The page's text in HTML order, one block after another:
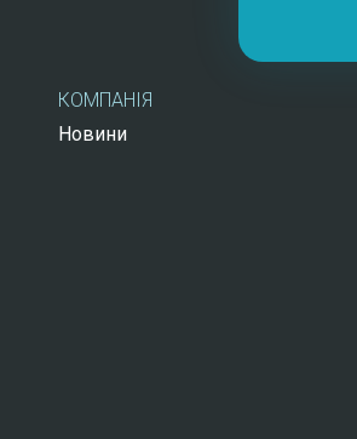
КОМПАНІЯ
Новини